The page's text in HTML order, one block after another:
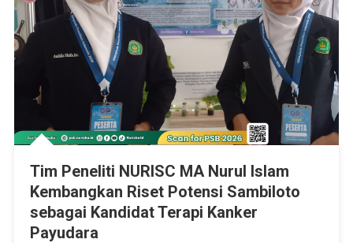
Tim Peneliti NURISC MA Nurul Islam
Kembangkan Riset Potensi Sambiloto
sebagai Kandidat Terapi Kanker
Payudara